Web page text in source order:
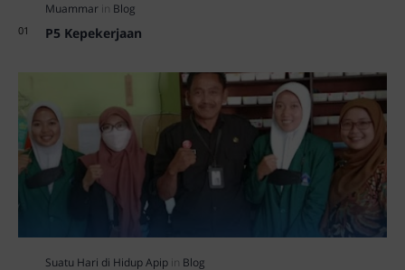
P5 Kepekerjaan